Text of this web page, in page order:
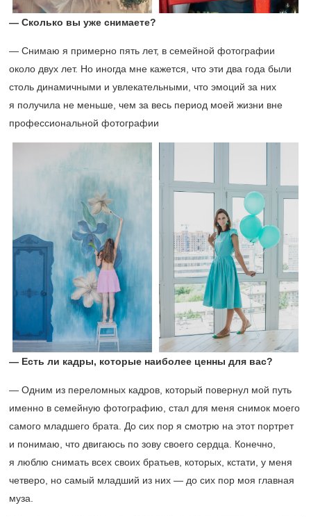
— Сколько вы уже снимаете?
— Снимаю я примерно пять лет, в семейной фотографии
около двух лет. Но иногда мне кажется, что эти два года были
столь динамичными и увлекательными, что эмоций за них
я получила не меньше, чем за весь период моей жизни вне
профессиональной фотографии
— Есть ли кадры, которые наиболее ценны для вас?
— Одним из переломных кадров, который повернул мой путь
именно в семейную фотографию, стал для меня снимок моего
самого младшего брата. До сих пор я смотрю на этот портрет
и понимаю, что двигаюсь по зову своего сердца. Конечно,
я люблю снимать всех своих братьев, которых, кстати, у меня
четверо, но самый младший из них — до сих пор моя главная
муза.